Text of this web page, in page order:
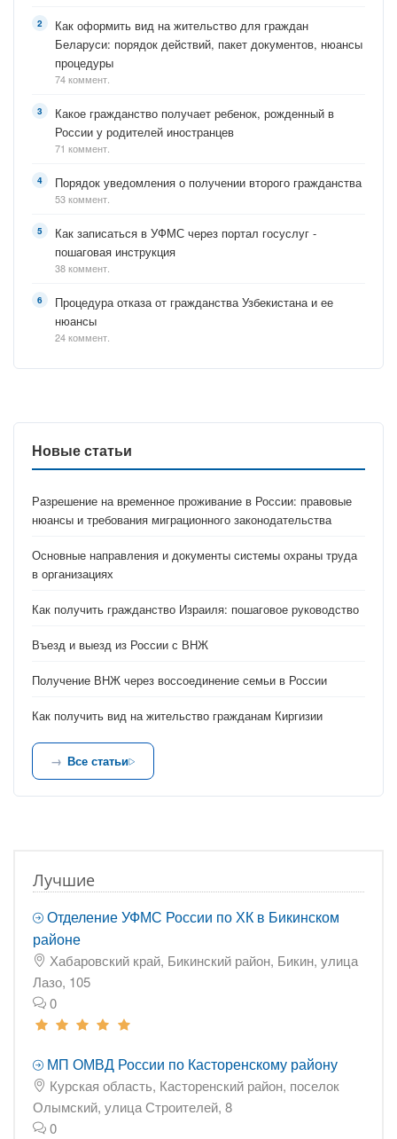
Как оформить вид на жительство для граждан
Беларуси: порядок действий, пакет документов, нюансы
процедуры
74 коммент.
Какое гражданство получает ребенок, рожденный в
России у родителей иностранцев
71 коммент.
Порядок уведомления о получении второго гражданства
53 коммент.
Как записаться в УФМС через портал госуслуг -
пошаговая инструкция
38 коммент.
Процедура отказа от гражданства Узбекистана и ее
нюансы
24 коммент.
Новые статьи
Разрешение на временное проживание в России: правовые
нюансы и требования миграционного законодательства
Основные направления и документы системы охраны труда
в организациях
Как получить гражданство Израиля: пошаговое руководство
Въезд и выезд из России с ВНЖ
Получение ВНЖ через воссоединение семьи в России
Как получить вид на жительство гражданам Киргизии
Все статьи
Лучшие
Отделение УФМС России по ХК в Бикинском
районе
Хабаровский край, Бикинский район, Бикин, улица
Лазо, 105
0
МП ОМВД России по Касторенскому району
Курская область, Касторенский район, поселок
Олымский, улица Строителей, 8
0